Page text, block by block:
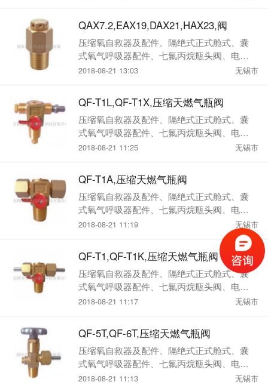
QAX7.2,EAX19,DAX21,HAX23,阀
压缩氧自救器及配件、隔绝式正式舱式、囊
式氧气呼吸器配件、七氟丙烷瓶头阀、电磁
瓶头阀、选择阀
2018-08-21 13:03 无锡市
QF-T1L,QF-T1X,压缩天燃气瓶阀
压缩氧自救器及配件、隔绝式正式舱式、囊
式氧气呼吸器配件、七氟丙烷瓶头阀、电磁
瓶头阀、选择阀
2018-08-21 11:25 无锡市
QF-T1A,压缩天燃气瓶阀
压缩氧自救器及配件、隔绝式正式舱式、囊
式氧气呼吸器配件、七氟丙烷瓶头阀、电磁
瓶头阀、选择阀
2018-08-21 11:19 无锡市
QF-T1,QF-T1K,压缩天燃气瓶阀
压缩氧自救器及配件、隔绝式正式舱式、囊
式氧气呼吸器配件、七氟丙烷瓶头阀、电磁
瓶头阀、选择阀
2018-08-21 11:17 无锡市
QF-5T,QF-6T,压缩天燃气瓶阀
压缩氧自救器及配件、隔绝式正式舱式、囊
式氧气呼吸器配件、七氟丙烷瓶头阀、电磁
瓶头阀、选择阀
2018-08-21 11:13 无锡市